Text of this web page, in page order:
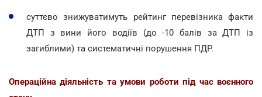
суттєво знижуватимуть рейтинг перевізника факти
ДТП з вини його водіїв (до -10 балів за ДТП із
загиблими) та систематичні порушення ПДР.
Операційна діяльність та умови роботи під час воєнного